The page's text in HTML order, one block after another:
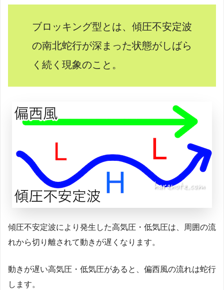
ブロッキング型とは、傾圧不安定波
の南北蛇行が深まった状態がしばら
く続く現象のこと。
傾圧不安定波により発生した高気圧・低気圧は、周囲の流
れから切り離されて動きが遅くなります。
動きが遅い高気圧・低気圧があると、偏西風の流れは蛇行
します。